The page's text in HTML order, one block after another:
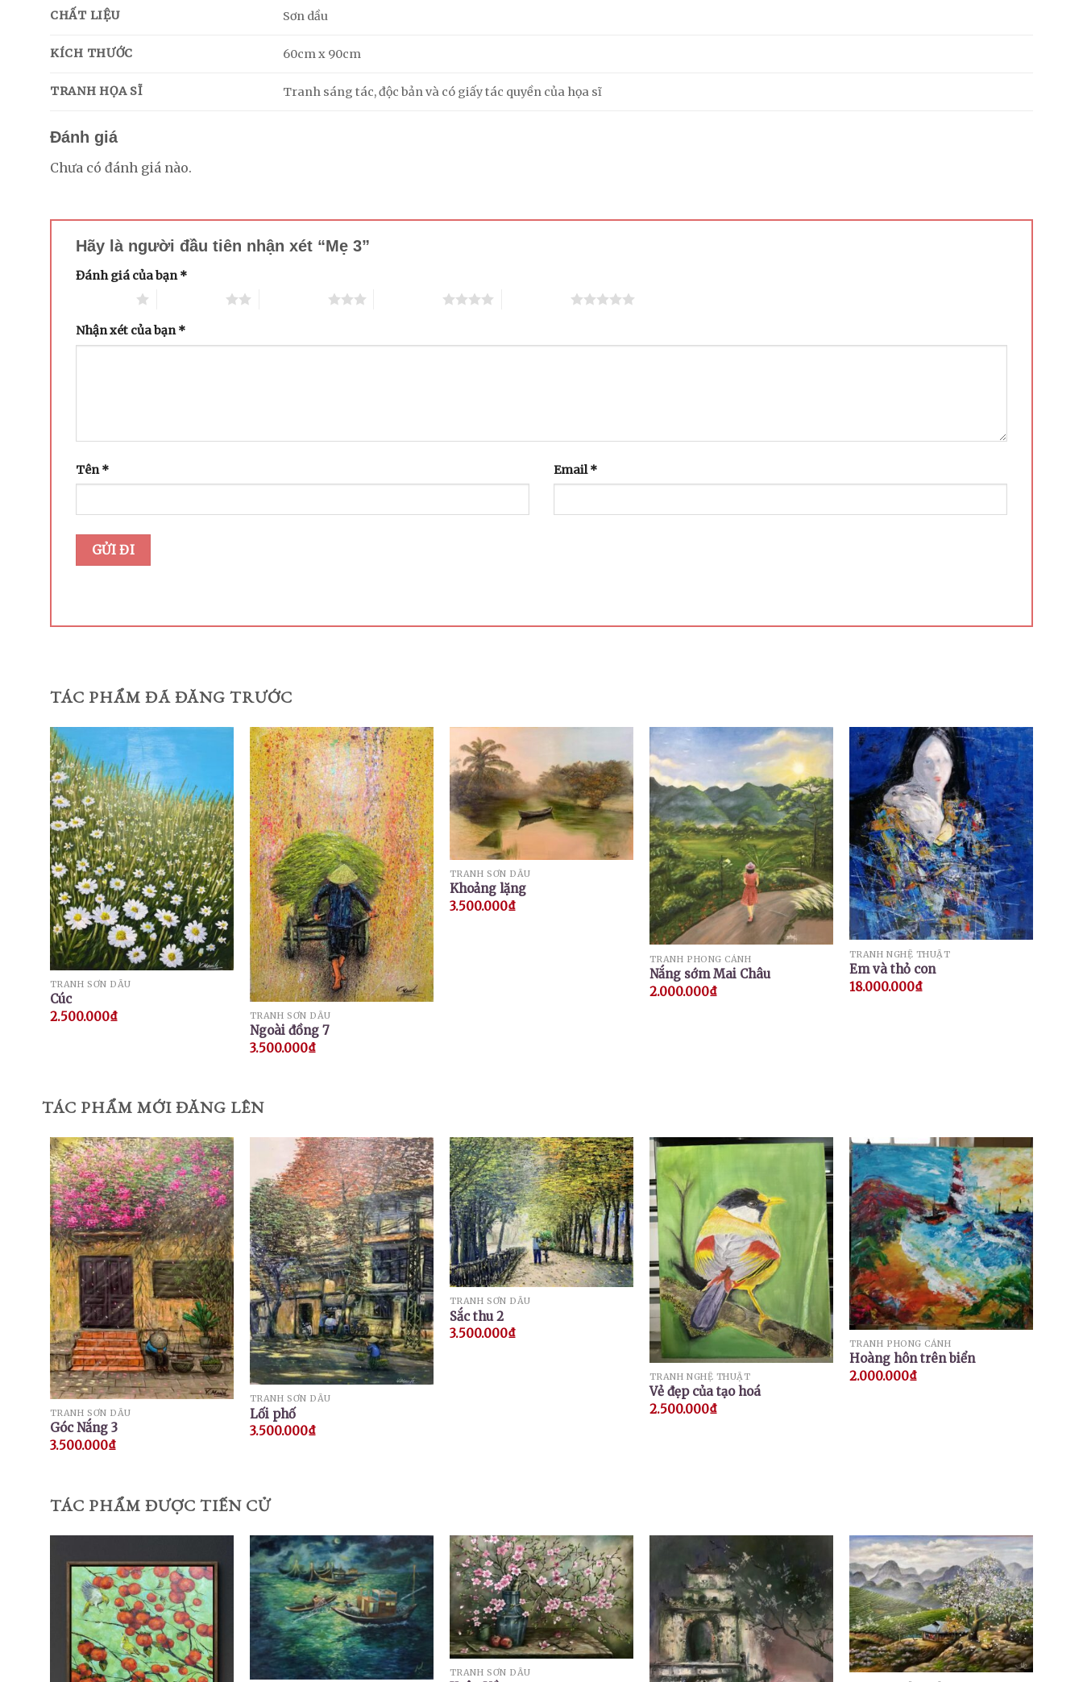
CHẤT LIỆU Sơn dầu
KÍCH THƯỚC 60cm x 90cm
TRANH HỌA SĨ Tranh sáng tác, độc bản và có giấy tác quyền của họa sĩ
Đánh giá
Chưa có đánh giá nào.
Hãy là người đầu tiên nhận xét “Mẹ 3”
Đánh giá của bạn*
Nhận xét của bạn*
Tên* Email*
TÁC PHẨM ĐÃ ĐĂNG TRƯỚC
TRANH SƠN DẦU
Cúc
2.500.000₫ TRANH SƠN DẦU
Ngoài đồng 7
3.500.000₫
TRANH SƠN DẦU
Khoảng lặng
3.500.000₫
TRANH PHONG CẢNH
Nắng sớm Mai Châu
2.000.000₫
TRANH NGHỆ THUẬT
Em và thỏ con
18.000.000₫
TÁC PHẨM MỚI ĐĂNG LÊN
TRANH SƠN DẦU
Góc Nắng 3
3.500.000₫
TRANH SƠN DẦU
Lối phố
3.500.000₫
TRANH SƠN DẦU
Sắc thu 2
3.500.000₫
TRANH NGHỆ THUẬT
Vẻ đẹp của tạo hoá
2.500.000₫
TRANH PHONG CẢNH
Hoàng hôn trên biển
2.000.000₫
TÁC PHẨM ĐƯỢC TIẾN CỬ
TRANH SƠN DẦU